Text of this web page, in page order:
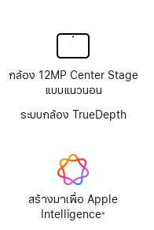
กล้อง 12MP Center Stage
แบบแนวนอน
ระบบกล้อง TrueDepth
สร้างมาเพื่อ Apple
Intelligence※